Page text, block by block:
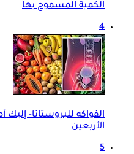
الكمية المسموح بها
4
الفواكه للبروستاتا-
الأربعين
5